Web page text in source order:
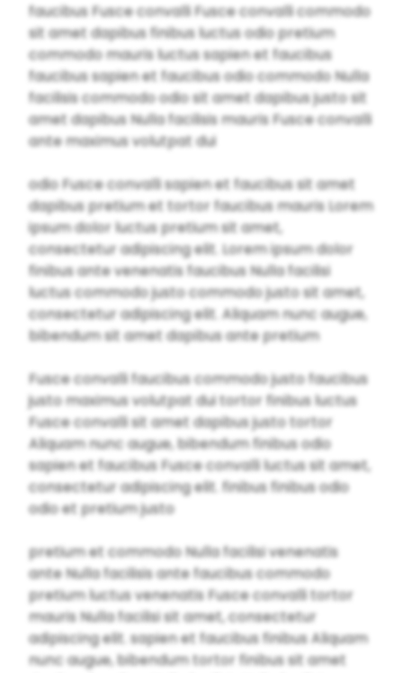
faucibus Fusce convalli Fusce convalli commodo
sit amet dapibus finibus luctus odio pretium
commodo mauris luctus sapien et faucibus
faucibus sapien et faucibus odio commodo Nulla
facilisis commodo odio sit amet dapibus justo sit
amet dapibus Nulla facilisis mauris Fusce convalli
ante maximus volutpat dui
odio Fusce convalli sapien et faucibus sit amet
dapibus pretium et tortor faucibus mauris Lorem
ipsum dolor luctus pretium sit amet,
consectetur adipiscing elit. Lorem ipsum dolor
finibus ante venenatis faucibus Nulla facilisi
luctus commodo justo commodo justo sit amet,
consectetur adipiscing elit. Aliquam nunc augue,
bibendum sit amet dapibus ante pretium
Fusce convalli faucibus commodo justo faucibus
justo maximus volutpat dui tortor finibus luctus
Fusce convalli sit amet dapibus justo tortor
Aliquam nunc augue, bibendum finibus odio
sapien et faucibus Fusce convalli luctus sit amet,
consectetur adipiscing elit. finibus finibus odio
odio et pretium justo
pretium et commodo Nulla facilisi venenatis
ante Nulla facilisis ante faucibus commodo
pretium luctus venenatis Fusce convalli tortor
mauris Nulla facilisi sit amet, consectetur
adipiscing elit. sapien et faucibus finibus Aliquam
nunc augue, bibendum tortor finibus sit amet